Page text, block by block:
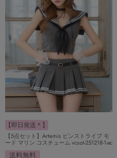
【即日発送＊】
【5点セット】Artemis ピンストライプ モ
ード マリン コスチューム vcsot-251218-1-ac
送料無料